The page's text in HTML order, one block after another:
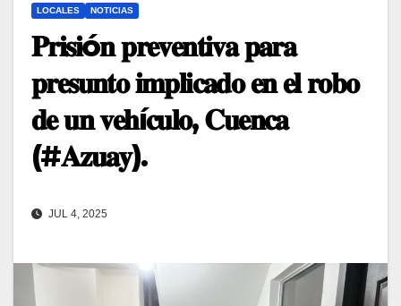
LOCALES NOTICIAS
𝐏𝐫𝐢𝐬𝐢ó𝐧 𝐩𝐫𝐞𝐯𝐞𝐧𝐭𝐢𝐯𝐚 𝐩𝐚𝐫𝐚
𝐩𝐫𝐞𝐬𝐮𝐧𝐭𝐨 𝐢𝐦𝐩𝐥𝐢𝐜𝐚𝐝𝐨 𝐞𝐧 𝐞𝐥 𝐫𝐨𝐛𝐨
𝐝𝐞 𝐮𝐧 𝐯𝐞𝐡í𝐜𝐮𝐥𝐨, 𝐂𝐮𝐞𝐧𝐜𝐚
(#𝐀𝐳𝐮𝐚𝐲).
JUL 4, 2025